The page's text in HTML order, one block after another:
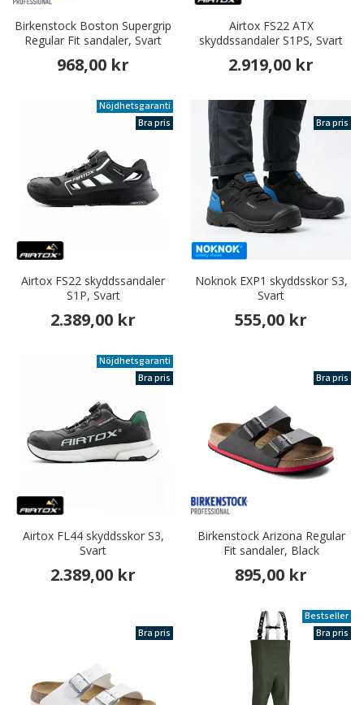
Birkenstock Boston Supergrip
Regular Fit sandaler, Svart
968,00 kr
Airtox FS22 ATX
skyddssandaler S1PS, Svart
2.919,00 kr
Nöjdhetsgaranti
Bra pris
Airtox FS22 skyddssandaler
S1P, Svart
2.389,00 kr
Bra pris
Noknok EXP1 skyddsskor S3,
Svart
555,00 kr
Nöjdhetsgaranti
Bra pris
Airtox FL44 skyddsskor S3,
Svart
2.389,00 kr
Bra pris
Birkenstock Arizona Regular
Fit sandaler, Black
895,00 kr
Bra pris
Bestseller
Bra pris